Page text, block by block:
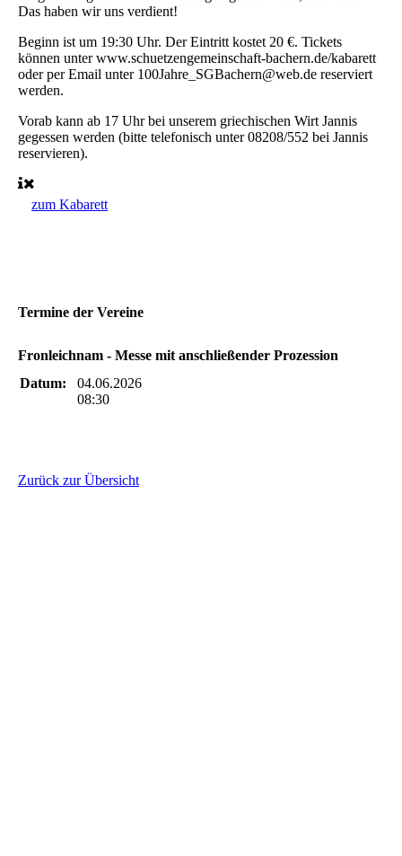
Das haben wir uns verdient!
Beginn ist um 19:30 Uhr. Der Eintritt kostet 20 €. Tickets
können unter www.schuetzengemeinschaft-bachern.de/kabarett
oder per Email unter 100Jahre_SGBachern@web.de reserviert
werden.
Vorab kann ab 17 Uhr bei unserem griechischen Wirt Jannis
gegessen werden (bitte telefonisch unter 08208/552 bei Jannis
reservieren).
zum Kabarett
Termine der Vereine
Fronleichnam - Messe mit anschließender Prozession
Datum:
04.06.2026
08:30
Zurück zur Übersicht